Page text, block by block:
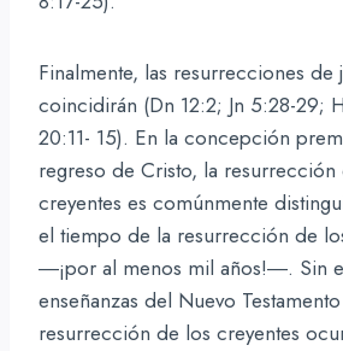
Finalmente, las resurrecciones de
coincidirán (Dn 12:2; Jn 5:28-29;
20:11- 15). En la concepción
regreso de Cristo, la resurrección
creyentes es comúnmente
el tiempo de la resurrección de
―¡por al menos mil años!―. Sin
enseñanzas del Nuevo
resurrección de los creyentes